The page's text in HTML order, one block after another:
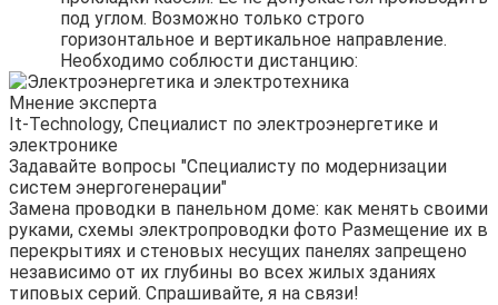
под углом. Возможно только строго
горизонтальное и вертикальное направление.
Необходимо соблюсти дистанцию:
Мнение эксперта
It-Technology, Cпециалист по электроэнергетике и
электронике
Задавайте вопросы "Специалисту по модернизации
систем энергогенерации"
Замена проводки в панельном доме: как менять своими
руками, схемы электропроводки фото Размещение их в
перекрытиях и стеновых несущих панелях запрещено
независимо от их глубины во всех жилых зданиях
типовых серий. Спрашивайте, я на связи!